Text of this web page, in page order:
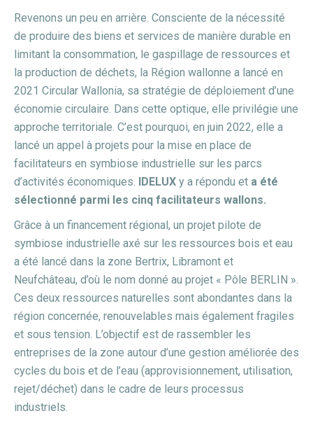
Revenons un peu en arrière. Consciente de la nécessité
de produire des biens et services de manière durable en
limitant la consommation, le gaspillage de ressources et
la production de déchets, la Région wallonne a lancé en
2021 Circular Wallonia, sa stratégie de déploiement d’une
économie circulaire. Dans cette optique, elle privilégie une
approche territoriale. C’est pourquoi, en juin 2022, elle a
lancé un appel à projets pour la mise en place de
facilitateurs en symbiose industrielle sur les parcs
d’activités économiques. IDELUX y a répondu et a été
sélectionné parmi les cinq facilitateurs wallons.
Grâce à un financement régional, un projet pilote de
symbiose industrielle axé sur les ressources bois et eau
a été lancé dans la zone Bertrix, Libramont et
Neufchâteau, d’où le nom donné au projet « Pôle BERLIN ».
Ces deux ressources naturelles sont abondantes dans la
région concernée, renouvelables mais également fragiles
et sous tension. L’objectif est de rassembler les
entreprises de la zone autour d’une gestion améliorée des
cycles du bois et de l’eau (approvisionnement, utilisation,
rejet/déchet) dans le cadre de leurs processus
industriels.